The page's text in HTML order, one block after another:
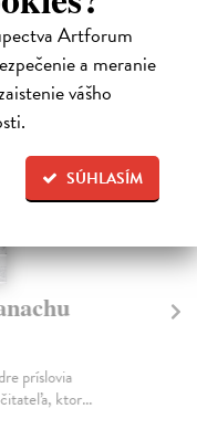
Artforum
a meranie
vášho
SÚHLASÍM
príslovia
ktor...